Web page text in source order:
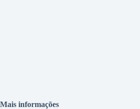
Mais informações